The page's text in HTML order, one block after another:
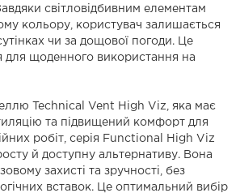
світловідбивним елементам
кольору, користувач залишається
чи за дощової погоди. Це
для щоденного використання на
Technical Vent High Viz, яка має
та підвищений комфорт для
робіт, серія Functional High Viz
й доступну альтернативу. Вона
захисті та зручності, без
вставок. Це оптимальний вибір